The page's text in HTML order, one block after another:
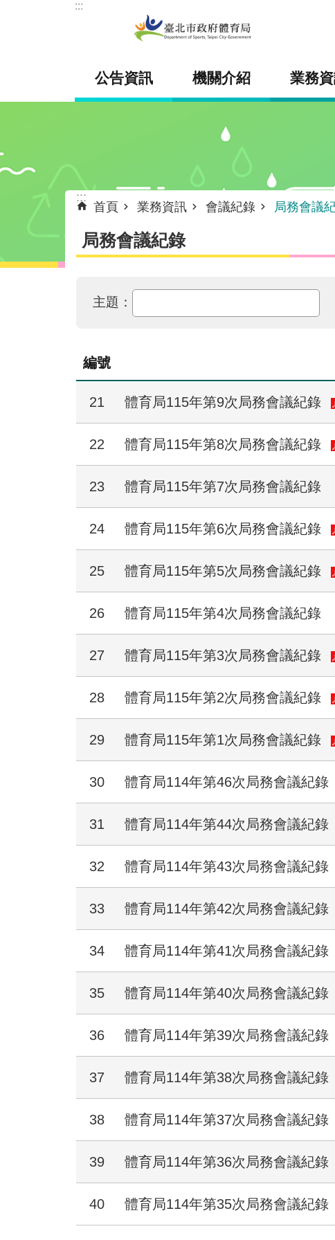
跳到主要內容區塊
:::
公告資訊 機關介紹 業務
:::
首頁 業務資訊 會議紀錄 局務會議
局務會議紀錄
主題：
編號
21 體育局115年第9次局務會議紀錄
22 體育局115年第8次局務會議紀錄
23 體育局115年第7次局務會議紀錄
24 體育局115年第6次局務會議紀錄
25 體育局115年第5次局務會議紀錄
26 體育局115年第4次局務會議紀錄
27 體育局115年第3次局務會議紀錄
28 體育局115年第2次局務會議紀錄
29 體育局115年第1次局務會議紀錄
30 體育局114年第46次局務會議紀錄
31 體育局114年第44次局務會議紀錄
32 體育局114年第43次局務會議紀錄
33 體育局114年第42次局務會議紀錄
34 體育局114年第41次局務會議紀錄
35 體育局114年第40次局務會議紀錄
36 體育局114年第39次局務會議紀錄
37 體育局114年第38次局務會議紀錄
38 體育局114年第37次局務會議紀錄
39 體育局114年第36次局務會議紀錄
40 體育局114年第35次局務會議紀錄